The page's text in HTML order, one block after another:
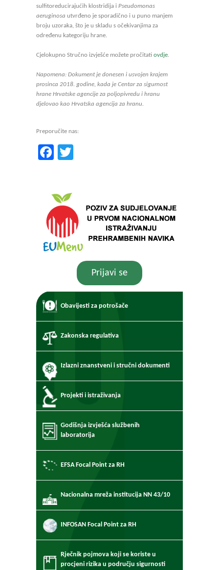
sulfitoreducirajućih klostridija i Pseudomonas
aeruginosa utvrđeno je sporadično i u puno manjem
broju uzoraka, što je u skladu s očekivanjima za
određenu kategoriju hrane.
Cjelokupno Stručno izvješće možete pročitati ovdje.
Napomena: Dokument je donesen i usvojen krajem
prosinca 2018. godine, kada je Centar za sigurnost
hrane Hrvatske agencije za poljopivredu i hranu
djelovao kao Hrvatska agencija za hranu.
Preporučite nas:
Facebook
Prijavi se
Obavijesti za potrošače
Zakonska regulativa
Izlazni znanstveni i stručni dokumenti
Projekti i istraživanja
Godišnja izvješća službenih
laboratorija
EFSA Focal Point za RH
Nacionalna mreža institucija NN 43/10
INFOSAN Focal Point za RH
Rječnik pojmova koji se koriste u
procjeni rizika u području sigurnosti